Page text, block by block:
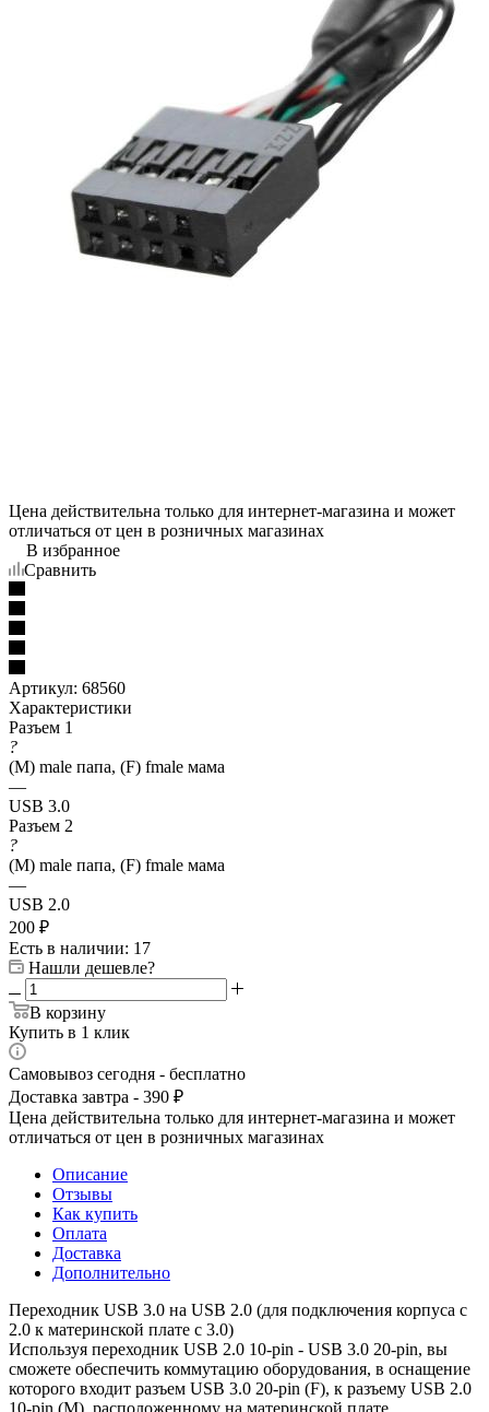
Цена действительна только для интернет-магазина и может
отличаться от цен в розничных магазинах
В избранное
Сравнить
Артикул: 68560
Характеристики
Разъем 1
?
(M) male папа, (F) fmale мама
—
USB 3.0
Разъем 2
?
(M) male папа, (F) fmale мама
—
USB 2.0
200 ₽
Есть в наличии: 17
Нашли дешевле?
В корзину
Купить в 1 клик
Самовывоз сегодня - бесплатно
Доставка завтра - 390 ₽
Цена действительна только для интернет-магазина и может
отличаться от цен в розничных магазинах
Описание
Отзывы
Как купить
Оплата
Доставка
Дополнительно
Переходник USB 3.0 на USB 2.0 (для подключения корпуса с
2.0 к материнской плате с 3.0)
Используя переходник USB 2.0 10-pin - USB 3.0 20-pin, вы
сможете обеспечить коммутацию оборудования, в оснащение
которого входит разъем USB 3.0 20-pin (F), к разъему USB 2.0
10-pin (M), расположенному на материнской плате.